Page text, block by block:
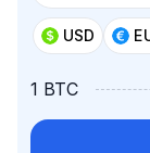
USD
1 BTC